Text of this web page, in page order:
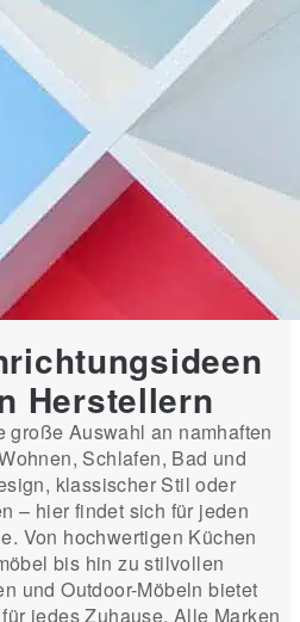
Herstellern
große Auswahl an namhaften
Schlafen, Bad und
klassischer Stil oder
– hier findet sich für jeden
Von hochwertigen Küchen
bis hin zu stilvollen
und Outdoor-Möbeln bietet
jedes Zuhause. Alle Marken